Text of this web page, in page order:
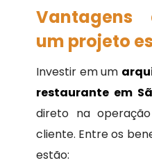
um projeto
Investir em um
restaurante em
direto na
cliente. Entre os
estão: